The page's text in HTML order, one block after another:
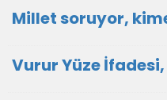
Millet soruyor,
Vurur Yüze